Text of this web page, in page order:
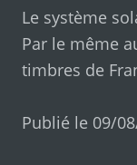
Le système
Par le même
timbres de
Publié le 09/